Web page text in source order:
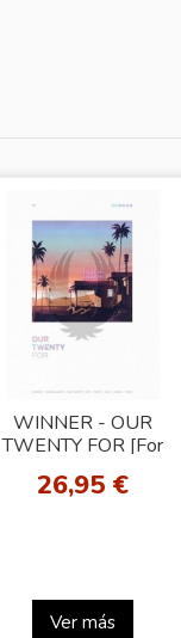
WINNER - OUR
TWENTY FOR [For
26,95 €
Ver más